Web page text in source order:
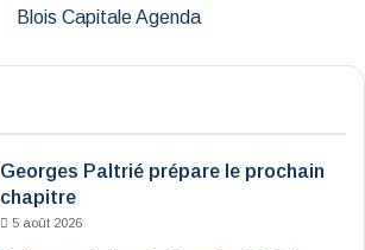
Georges Paltrié prépare le prochain
chapitre
5 août 2026